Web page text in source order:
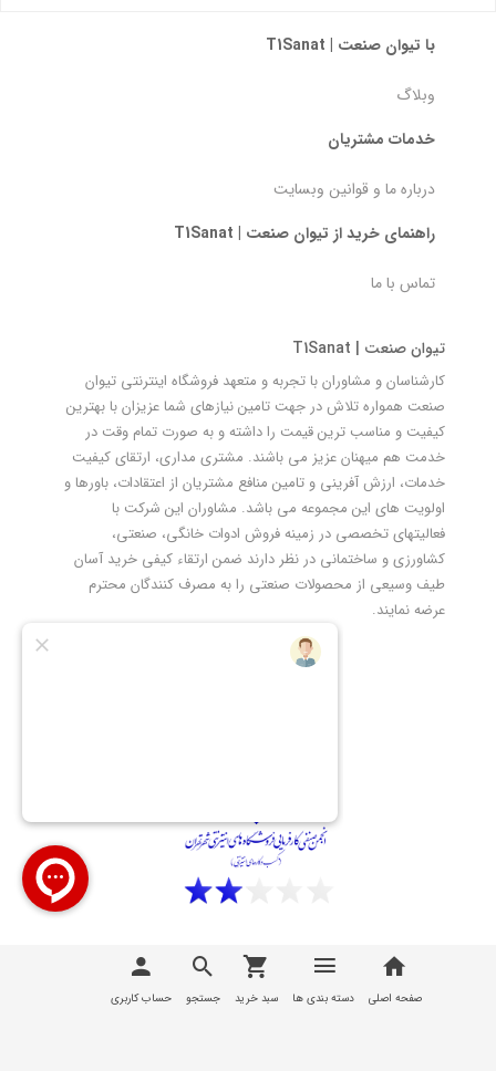
صفحه اصلی دسته بندی ها سبد خرید جستجو حساب کاربری
با تیوان صنعت | T1Sanat
وبلاگ
خدمات مشتریان
درباره ما و قوانین وبسایت
راهنمای خرید از تیوان صنعت | T1Sanat
تماس با ما
تیوان صنعت | T1Sanat
کارشناسان و مشاوران با تجربه و متعهد فروشگاه اینترنتی تیوان
صنعت همواره تلاش در جهت تامین نیازهای شما عزیزان با بهترین
کیفیت و مناسب ترین قیمت را داشته و به صورت تمام وقت در
خدمت هم میهنان عزیز می باشند. مشتری مداری، ارتقای کیفیت
خدمات، ارزش آفرینی و تامین منافع مشتریان از اعتقادات، باورها و
اولویت های این مجموعه می باشد. مشاوران این شرکت با
فعالیتهای تخصصی در زمینه فروش ادوات خانگی، صنعتی،
کشاورزی و ساختمانی در نظر دارند ضمن ارتقاء کیفی خرید آسان
طیف وسیعی از محصولات صنعتی را به مصرف کنندگان محترم
عرضه نمایند.
تمامی مطالب، عکس ها و... متعلق به سایت
تیوان صنعت |
T1Sanat